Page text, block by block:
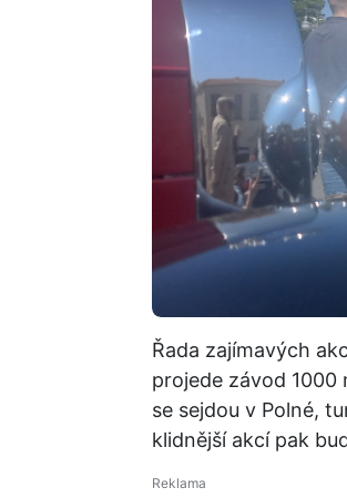
Řada zajímavých
projede závod 1000
se sejdou v Polné,
klidnější akcí pak